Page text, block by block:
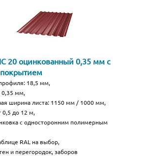
20 оцинкованный 0,35 мм с
18,5 мм,
0,35 мм,
ширина листа: 1150 мм / 1000 мм,
0,5 до 12 м,
с односторонним полимерным
RAL на выбор,
и перегородок, заборов